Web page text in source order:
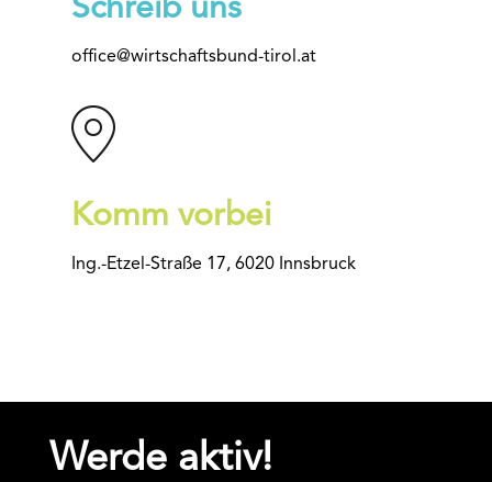
Schreib uns
office@wirtschaftsbund-tirol.at
Komm vorbei
Ing.-Etzel-Straße 17, 6020 Innsbruck
Werde aktiv!